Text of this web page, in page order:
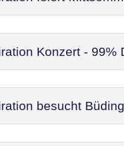
Konzert - 99%
besucht